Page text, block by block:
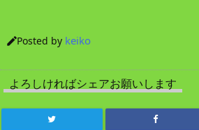
Posted by keiko
よろしければシェアお願いします